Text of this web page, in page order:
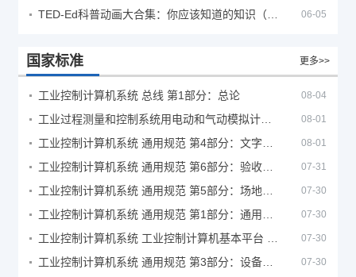
06-05
国家标准 更多>>
工业控制计算机系统 总线 第1部分：总论 08-04
08-01
08-01
07-31
07-30
07-30
07-30
07-30